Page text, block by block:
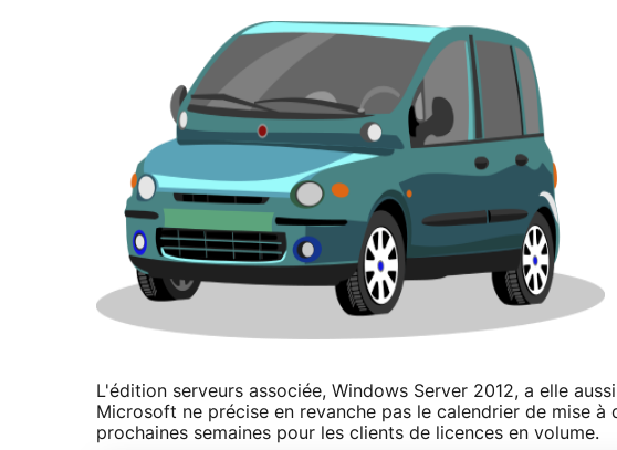
L'édition serveurs associée, Windows Server 2012, a elle
Microsoft ne précise en revanche pas le calendrier de mise
prochaines semaines pour les clients de licences en volume.